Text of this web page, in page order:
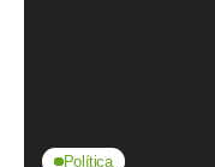
Política